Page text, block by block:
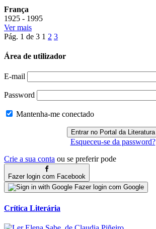
França
1925 - 1995
Ver mais
Pág. 1 de 3 1 2 3
Área de utilizador
E-mail
Password
Mantenha-me conectado
Esqueceu-se da password?
Crie a sua conta ou se preferir pode
Fazer login com Facebook
Fazer login com Google
Crítica Literária